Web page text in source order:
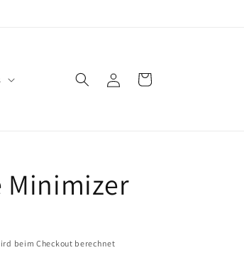
EinloggenWarenkorb
Minimizer
beim Checkout berechnet